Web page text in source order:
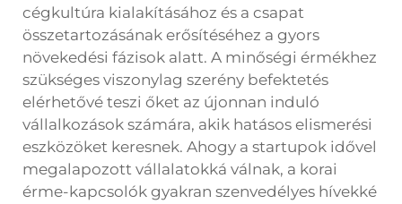
cégkultúra kialakításához és a csapat
összetartozásának erősítéséhez a gyors
növekedési fázisok alatt. A minőségi érmékhez
szükséges viszonylag szerény befektetés
elérhetővé teszi őket az újonnan induló
vállalkozások számára, akik hatásos elismerési
eszközöket keresnek. Ahogy a startupok idővel
megalapozott vállalatokká válnak, a korai
érme-kapcsolók gyakran szenvedélyes hívekké